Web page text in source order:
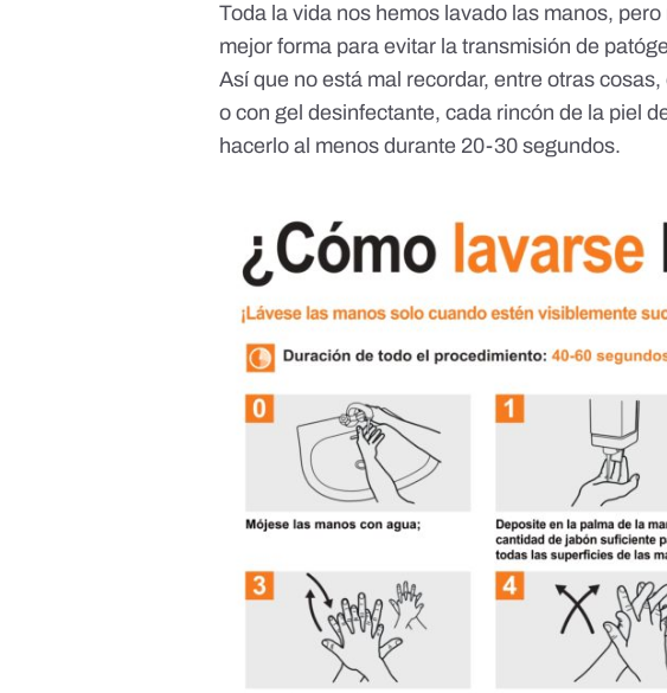
Toda la vida nos hemos lavado las manos,
mejor forma para evitar la transmisión de
Así que no está mal recordar, entre otras
o con gel desinfectante, cada rincón de la piel
hacerlo al menos durante 20-30 segundos.